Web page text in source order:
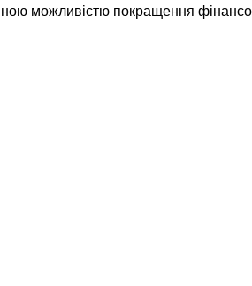
можливістю покращення